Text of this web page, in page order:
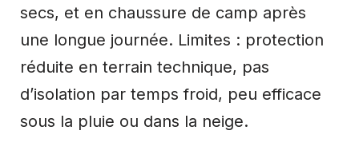
secs, et en chaussure de camp après
une longue journée. Limites : protection
réduite en terrain technique, pas
d’isolation par temps froid, peu efficace
sous la pluie ou dans la neige.